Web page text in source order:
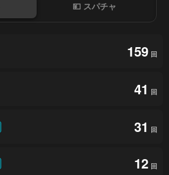
💴 スパチャ
159 回
41 回
31 回
12 回